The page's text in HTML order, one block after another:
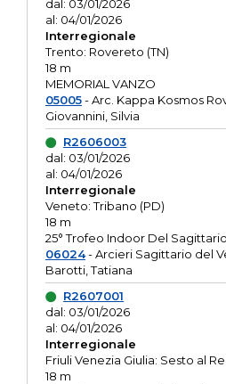
dal: 03/01/2026
al: 04/01/2026
Interregionale
Trento: Rovereto (TN)
18 m
MEMORIAL VANZO
05005- Arc. Kappa Kosmos
Giovannini, Silvia
R2606003
dal: 03/01/2026
al: 04/01/2026
Interregionale
Veneto: Tribano (PD)
18 m
25° Trofeo Indoor Del Sagittario
06024- Arcieri Sagittario del
Barotti, Tatiana
R2607001
dal: 03/01/2026
al: 04/01/2026
Interregionale
Friuli Venezia Giulia: Sesto al
18 m